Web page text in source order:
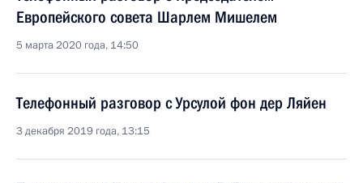
Европейского совета Шарлем Мишелем
5 марта 2020 года, 14:50
Телефонный разговор с Урсулой фон дер Ляйен
3 декабря 2019 года, 13:15